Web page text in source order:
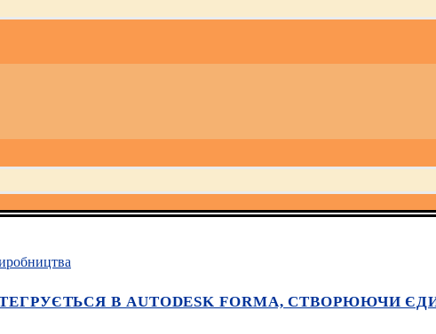
В AUTODESK FORMA, СТВОРЮЮЧИ